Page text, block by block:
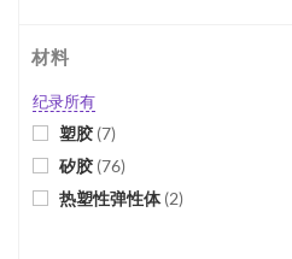
材料
纪录所有
塑胶 (7)
矽胶 (76)
热塑性弹性体(2)